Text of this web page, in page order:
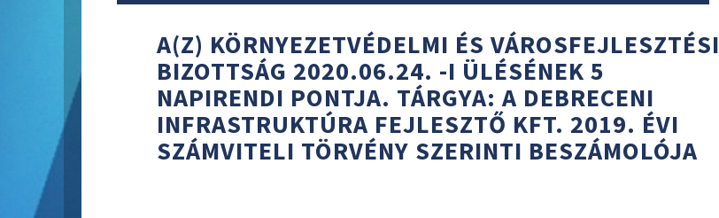
A(Z) KÖRNYEZETVÉDELMI ÉS VÁROSFEJLESZTÉSI
BIZOTTSÁG 2020.06.24. -I ÜLÉSÉNEK 5
NAPIRENDI PONTJA. TÁRGYA: A DEBRECENI
INFRASTRUKTÚRA FEJLESZTŐ KFT. 2019. ÉVI
SZÁMVITELI TÖRVÉNY SZERINTI BESZÁMOLÓJA